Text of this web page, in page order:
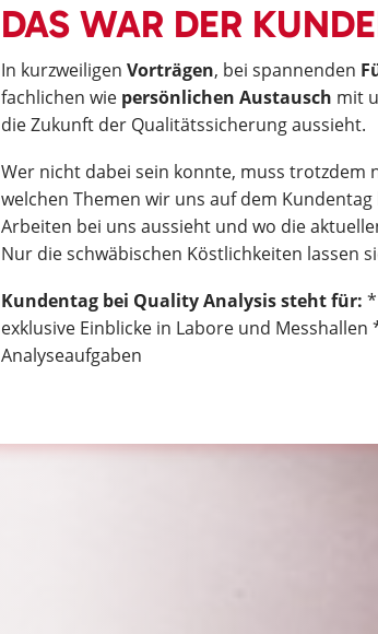
DAS WAR DER
In kurzweiligen Vorträgen, bei spannenden
fachlichen wie persönlichen Austausch mit
die Zukunft der Qualitätssicherung aussieht.
Wer nicht dabei sein konnte, muss trotzdem
welchen Themen wir uns auf dem
Arbeiten bei uns aussieht und wo die
Nur die schwäbischen Köstlichkeiten lassen
Kundentag bei Quality Analysis steht für:
exklusive Einblicke in Labore und
Analyseaufgaben